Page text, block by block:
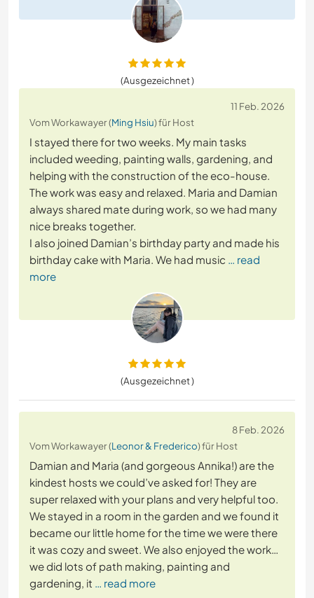
(Ausgezeichnet )
11 Feb. 2026
Vom Workawayer (Ming Hsiu) für Host
I stayed there for two weeks. My main tasks
included weeding, painting walls, gardening, and
helping with the construction of the eco-house.
The work was easy and relaxed. Maria and Damian
always shared mate during work, so we had many
nice breaks together.
I also joined Damian’s birthday party and made his
birthday cake with Maria. We had music … read
more
(Ausgezeichnet )
8 Feb. 2026
Vom Workawayer (Leonor & Frederico) für Host
Damian and Maria (and gorgeous Annika!) are the
kindest hosts we could’ve asked for! They are
super relaxed with your plans and very helpful too.
We stayed in a room in the garden and we found it
became our little home for the time we were there
it was cozy and sweet. We also enjoyed the work…
we did lots of path making, painting and
gardening, it … read more